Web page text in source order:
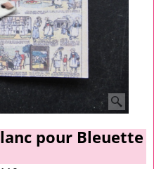
pour Bleuette